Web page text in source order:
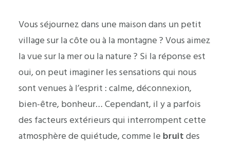
Vous séjournez dans une maison dans un petit
village sur la côte ou à la montagne ? Vous aimez
la vue sur la mer ou la nature ? Si la réponse est
oui, on peut imaginer les sensations qui nous
sont venues à l’esprit : calme, déconnexion,
bien-être, bonheur… Cependant, il y a parfois
des facteurs extérieurs qui interrompent cette
atmosphère de quiétude, comme le bruit des